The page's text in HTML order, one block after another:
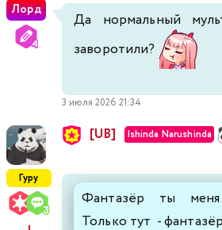
Лорд
Да нормальный
заворотили?
3 июля 2026 21:34
Гуру
[UB] Ishinda Narushinda
Фантазёр ты
Только тут -